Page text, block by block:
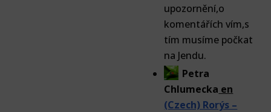
upozornění,o
komentářích vím,s
tím musíme počkat
na Jendu.
Petra
Chlumecka en
(Czech) Rorýs –